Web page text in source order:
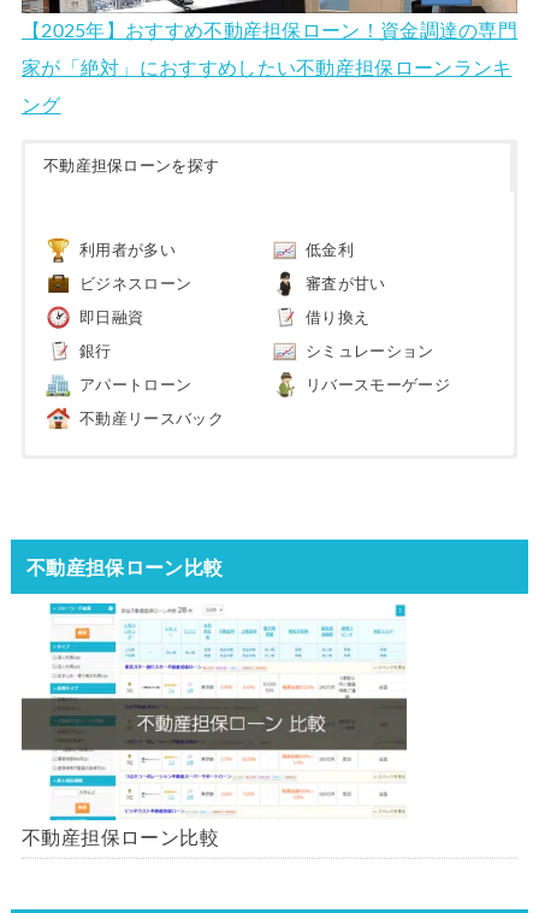
【2025年】おすすめ不動産担保ローン！資金調達の専門
家が「絶対」におすすめしたい不動産担保ローンランキ
ング
不動産担保ローンを探す
利用者が多い 低金利
ビジネスローン 審査が甘い
即日融資 借り換え
銀行 シミュレーション
アパートローン リバースモーゲージ
不動産リースバック
不動産担保ローン比較
不動産担保ローン比較